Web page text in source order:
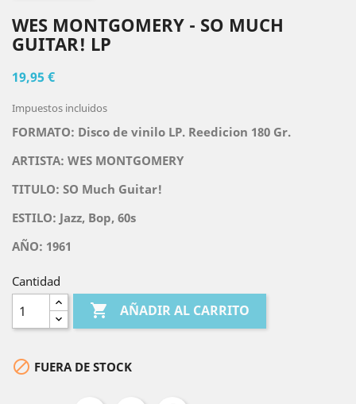
WES MONTGOMERY - SO MUCH
GUITAR! LP
19,95 €
Impuestos incluidos
FORMATO: Disco de vinilo LP. Reedicion 180 Gr.
ARTISTA: WES MONTGOMERY
TITULO: SO Much Guitar!
ESTILO: Jazz, Bop, 60s
AÑO: 1961
Cantidad
 AÑADIR AL CARRITO
 FUERA DE STOCK